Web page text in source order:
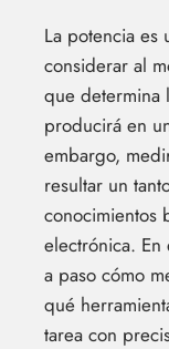
La potencia es
considerar al
que determina
producirá en
embargo,
resultar un
conocimientos
electrónica. En
a paso cómo
qué
tarea con